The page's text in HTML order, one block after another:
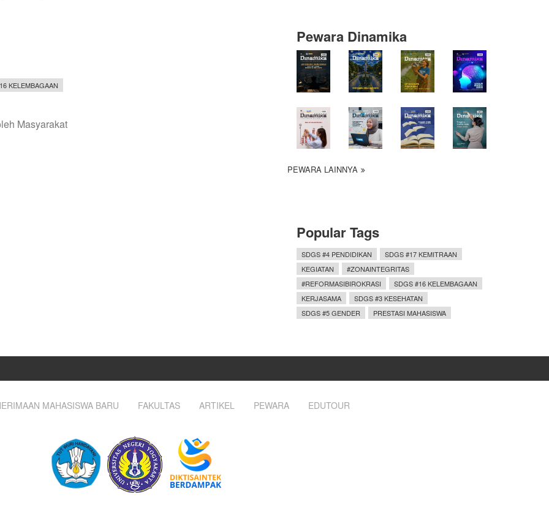
KELEMBAGAAN
Masyarakat
Pewara Dinamika
PEWARA LAINNYA
Popular Tags
SDGS #4 PENDIDIKAN
SDGS #17 KEMITRAAN
KEGIATAN
#ZONAINTEGRITAS
#REFORMASIBIROKRASI
SDGS #16 KELEMBAGAAN
KERJASAMA
SDGS #3 KESEHATAN
SDGS #5 GENDER
PRESTASI MAHASISWA
MAHASISWA BARU FAKULTAS ARTIKEL PEWARA EDUTOUR